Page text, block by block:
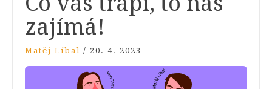
zajímá!
Matěj Líbal / 20. 4. 2023